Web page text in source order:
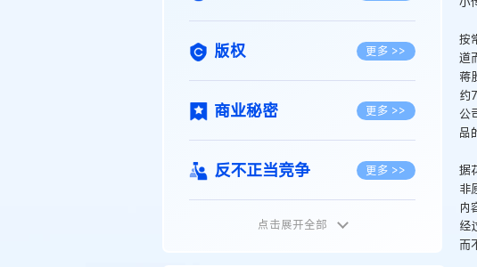
版权 更多 >>
商业秘密 更多 >>
反不正当竞争 更多 >>
植物新品种点击展开全部
按
道
蒋
约
公
品
据
非
内
经
而